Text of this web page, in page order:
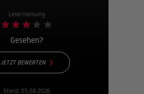
Lesermeinung
Gesehen?
JETZT BEWERTEN
Stand: 05.08.2026